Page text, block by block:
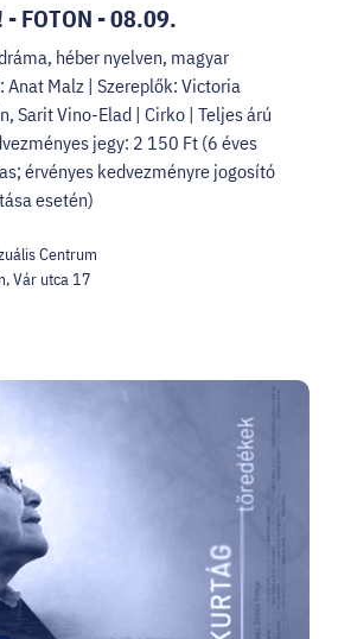
- FOTON - 08.09.
héber nyelven, magyar
Malz | Szereplők: Victoria
Sarit Vino-Elad | Cirko | Teljes árú
jegy: 2 150 Ft (6 éves
érvényes kedvezményre jogosító
esetén)
Centrum
Vár utca 17